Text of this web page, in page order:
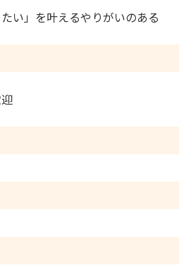
い」を叶えるやりがいのある